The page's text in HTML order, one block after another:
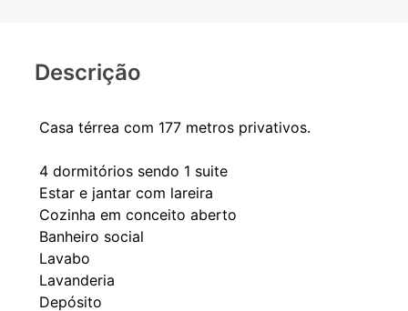
Descrição
Casa térrea com 177 metros privativos.
4 dormitórios sendo 1 suite
Estar e jantar com lareira
Cozinha em conceito aberto
Banheiro social
Lavabo
Lavanderia
Depósito